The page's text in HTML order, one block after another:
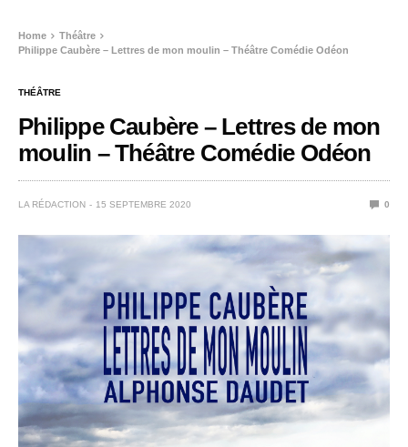
Home
Théâtre
Philippe Caubère – Lettres de mon moulin – Théâtre Comédie Odéon
THÉÂTRE
Philippe Caubère – Lettres de mon
moulin – Théâtre Comédie Odéon
LA RÉDACTION 15 SEPTEMBRE 2020 0